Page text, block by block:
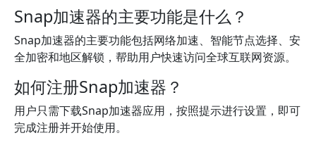
Snap加速器的主要功能是什么？
Snap加速器的主要功能包括网络加速、智能节点选择、安
全加密和地区解锁，帮助用户快速访问全球互联网资源。
如何注册Snap加速器？
用户只需下载Snap加速器应用，按照提示进行设置，即可
完成注册并开始使用。